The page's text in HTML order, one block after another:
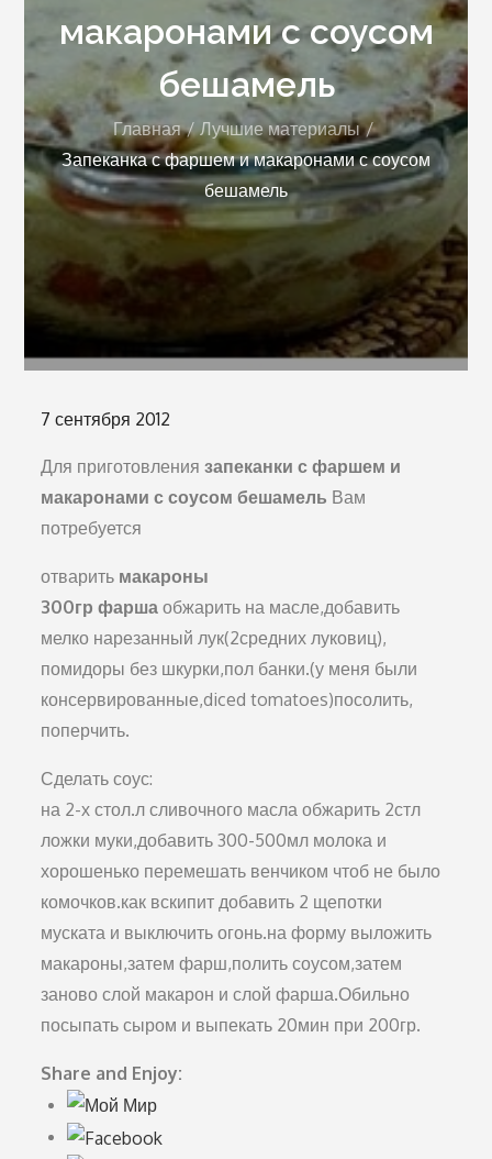
макаронами с соусом
бешамель
Главная
Лучшие материалы
Запеканка с фаршем и макаронами с соусом
бешамель
Опубликовано
7 сентября 2012
Для приготовлениязапеканки с фаршем и
макаронами с соусом бешамель Вам
потребуется
отварить макароны
300гр фарша обжарить на масле,добавить
мелко нарезанный лук(2средних луковиц),
помидоры без шкурки,пол банки.(у меня были
консервированные,diced tomatoes)посолить,
поперчить.
Сделать соус:
на 2-х стол.л сливочного масла обжарить 2стл
ложки муки,добавить 300-500мл молока и
хорошенько перемешать венчиком чтоб не было
комочков.как вскипит добавить 2 щепотки
муската и выключить огонь.на форму выложить
макароны,затем фарш,полить соусом,затем
заново слой макарон и слой фарша.Обильно
посыпать сыром и выпекать 20мин при 200гр.
Share and Enjoy: